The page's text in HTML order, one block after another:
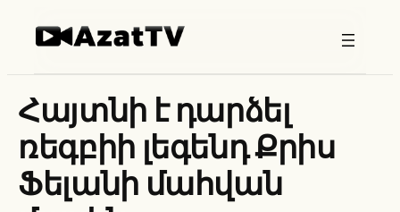
Հայտնի է դարձել
ռեգբիի լեգենդ Քրիս
Ֆելանի մահվան